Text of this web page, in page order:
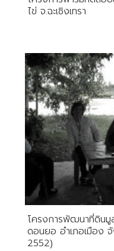
ไข่ จ.ฉะเชิงเทรา
โครงการพัฒนาที่ดิน
ดอนยอ อำเภอเมือง
2552)